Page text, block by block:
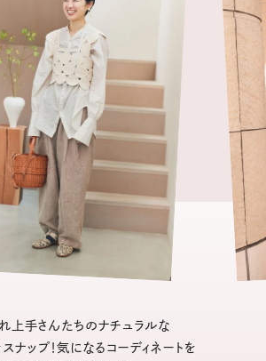
上手さんたちのナチュラルな
ナップ！気になるコーディネートを